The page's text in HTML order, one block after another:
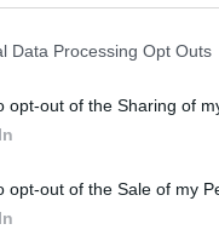
Data Processing Opt Outs
opt-out of the Sharing of
opt-out of the Sale of my